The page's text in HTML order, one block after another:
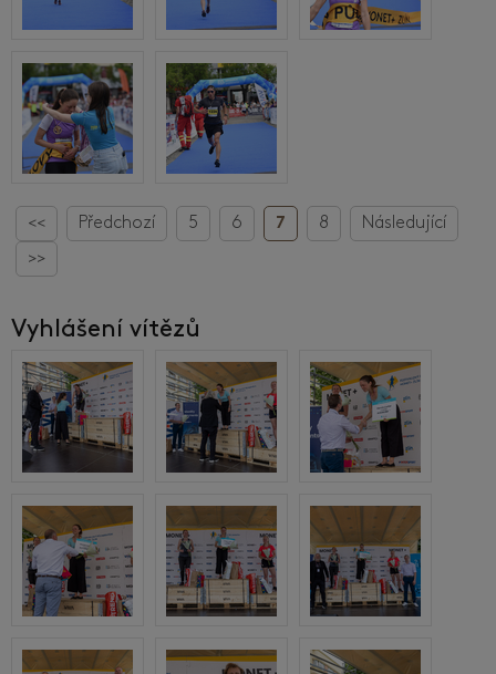
<< Předchozí 5 6 7 8
Následující
>>
Vyhlášení vítězů